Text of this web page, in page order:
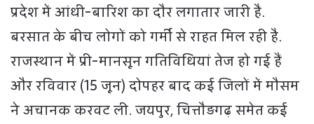
प्रदेश में आंधी-बारिश का दौर लगातार जारी है.
बरसात के बीच लोगों को गर्मी से राहत मिल रही है.
राजस्थान में प्री-मानसून गतिविधियां तेज हो गई हैं
और रविवार (15 जून) दोपहर बाद कई जिलों में मौसम
ने अचानक करवट ली. जयपुर, चित्तौड़गढ़ समेत कई